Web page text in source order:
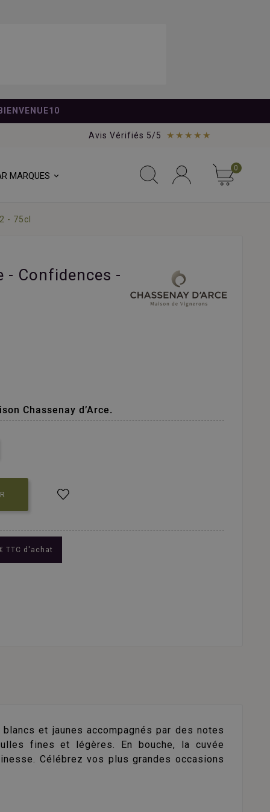
BIENVENUE10
Avis Vérifiés 5/5 ★★★★★
MARQUES
0
- 75cl
- Confidences -
Chassenay d’Arce.
TTC d'achat
et jaunes accompagnés par des notes
fines et légères. En bouche, la cuvée
Célébrez vos plus grandes occasions